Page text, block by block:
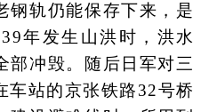
钢轨仍能保存下来，是
年发生山洪时，洪水
部冲毁。随后日军对三
车站的京张铁路32号桥